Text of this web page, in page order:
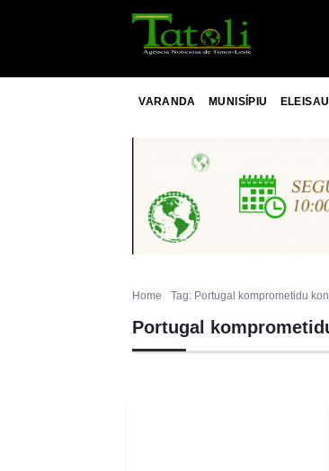
VARANDA MUNISÍPIU
Home Tag: Portugal komprometidu
Portugal